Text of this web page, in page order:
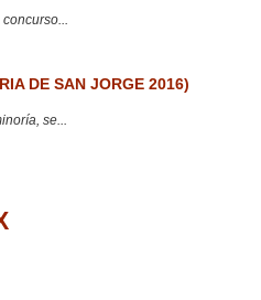
DE SAN JORGE 2016)
se...